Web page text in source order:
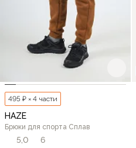
495 ₽ × 4 части
HAZE
Брюки для спорта Сплав
5,0 6